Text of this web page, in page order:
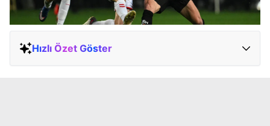
Hızlı Özet Göster